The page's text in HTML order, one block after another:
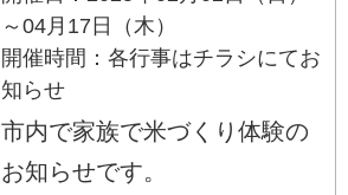
～04月17日（木）
開催時間：各行事はチラシにてお
知らせ
市内で家族で米づくり体験の
お知らせです。